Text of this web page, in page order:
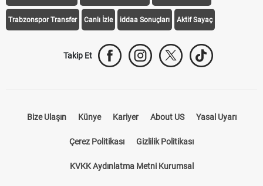
Trabzonspor Transfer Canlı İzle iddaa Sonuçları Aktif Sayaç
Takip Et
Bize Ulaşın Künye Kariyer About US Yasal Uyarı
Çerez Politikası Gizlilik Politikası
KVKK Aydınlatma Metni Kurumsal